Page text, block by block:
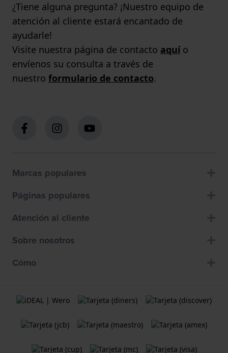
¿Tiene alguna pregunta? ¡Nuestro equipo de
atención al cliente estará encantado de
ayudarle!
Visite nuestra página de contacto aquío
envíenos su consulta a través de
nuestro formulario de contacto.
Marcas populares
Páginas populares
Atención al cliente
Sobre nosotros
Cómo